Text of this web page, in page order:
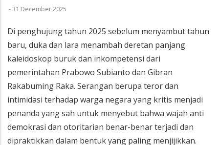
-31 December 2025
Di penghujung tahun 2025 sebelum menyambut tahun
baru, duka dan lara menambah deretan panjang
kaleidoskop buruk dan inkompetensi dari
pemerintahan Prabowo Subianto dan Gibran
Rakabuming Raka. Serangan berupa teror dan
intimidasi terhadap warga negara yang kritis menjadi
penanda yang sah untuk menyebut bahwa wajah anti
demokrasi dan otoritarian benar-benar terjadi dan
dipraktikkan dalam bentuk yang paling menjijikkan.